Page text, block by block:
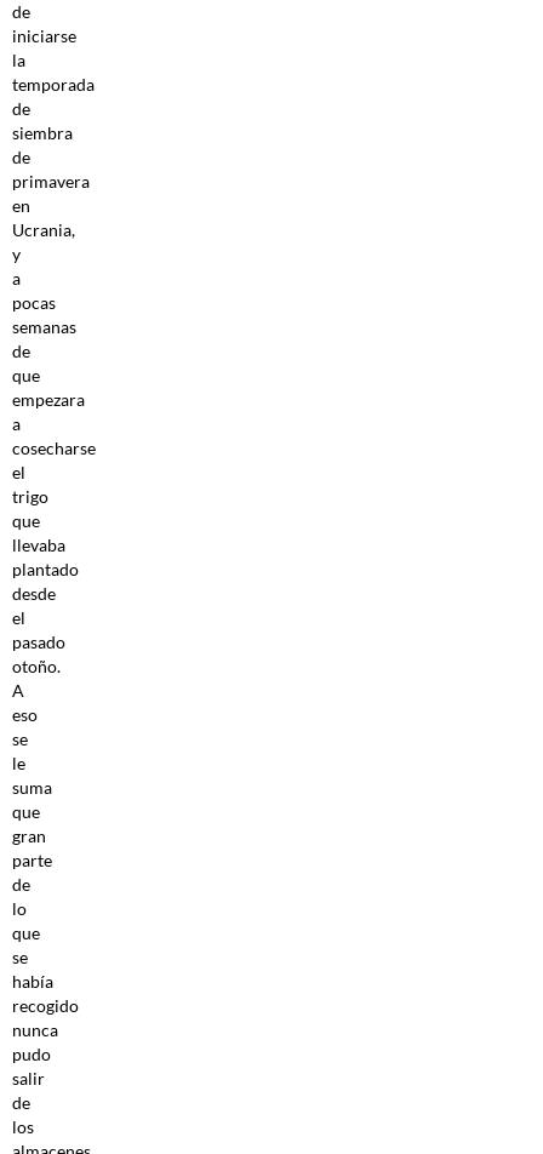
de
iniciarse
la
temporada
de
siembra
de
primavera
en
Ucrania,
y
a
pocas
semanas
de
que
empezara
a
cosecharse
el
trigo
que
llevaba
plantado
desde
el
pasado
otoño.
A
eso
se
le
suma
que
gran
parte
de
lo
que
se
había
recogido
nunca
pudo
salir
de
los